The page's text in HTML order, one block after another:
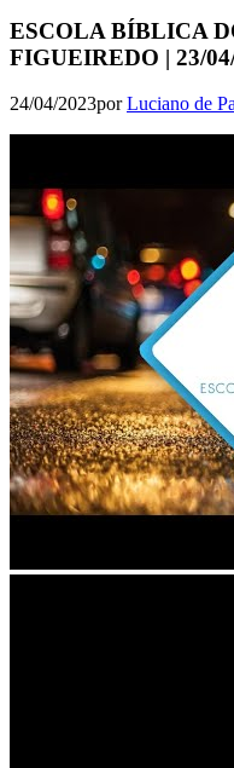
ESCOLA BÍBLICA
FIGUEIREDO | 23/
24/04/2023porLuciano de